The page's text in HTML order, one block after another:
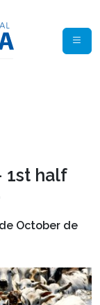
1st half
October de